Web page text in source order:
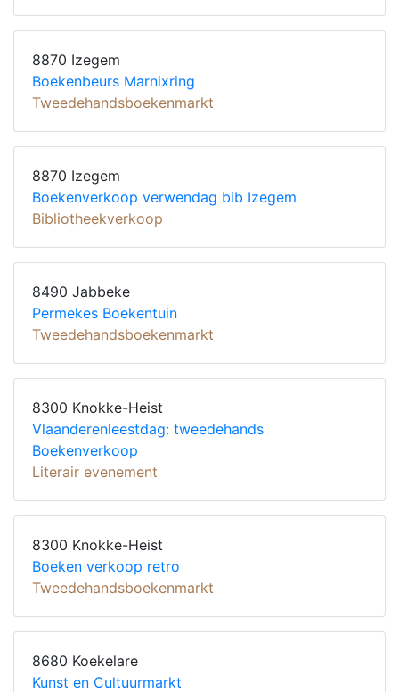
8870 Izegem
Boekenbeurs Marnixring
Tweedehandsboekenmarkt
8870 Izegem
Boekenverkoop verwendag bib Izegem
Bibliotheekverkoop
8490 Jabbeke
Permekes Boekentuin
Tweedehandsboekenmarkt
8300 Knokke-Heist
Vlaanderenleestdag: tweedehands
Boekenverkoop
Literair evenement
8300 Knokke-Heist
Boeken verkoop retro
Tweedehandsboekenmarkt
8680 Koekelare
Kunst en Cultuurmarkt